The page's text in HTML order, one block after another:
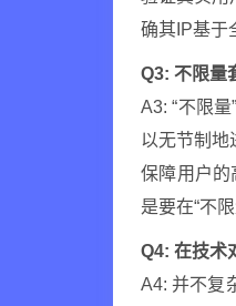
确其IP基于
Q3: 不限量
A3: “不限
以无节制地
保障用户的
是要在“不
Q4: 在技术
A4: 并不复